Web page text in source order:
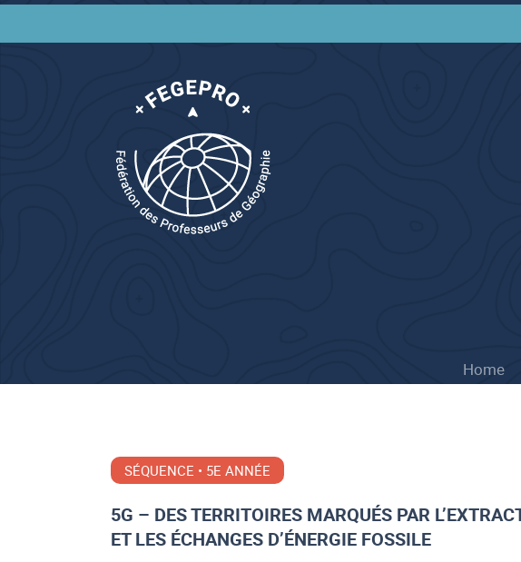
Home
SÉQUENCE • 5E ANNÉE
5G – DES TERRITOIRES MARQUÉS PAR
ET LES ÉCHANGES D’ÉNERGIE FOSSILE